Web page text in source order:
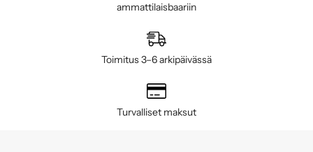
ammattilaisbaariin
Toimitus 3–6 arkipäivässä
Turvalliset maksut